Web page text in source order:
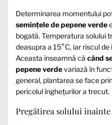
Determinarea momentului
semințele de pepene verde
bogată. Temperatura solului
deasupra a 15°C, iar riscul
Aceasta înseamnă că când
pepene verdevariază în
general, plantarea se face
pericolul înghețurilor a trecut.
Pregătirea solului